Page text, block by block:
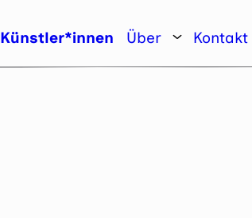
Künstler*innen Über Kontakt